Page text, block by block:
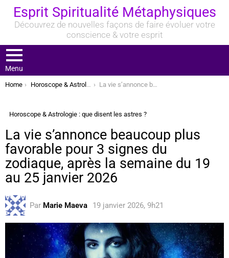
Esprit Spiritualité Métaphysiques
Découvrez de nouvelles façons de faire évoluer votre
conscience & votre esprit
Menu
You are here:
Home Horoscope & Astrologie : que disent les astres ? La vie s’annonce beaucoup plus favorable pour 3 signes du zodiaque, après la semaine du 19 au 25 janvier 2026
Horoscope & Astrologie : que disent les astres ?
La vie s’annonce beaucoup plus
favorable pour 3 signes du
zodiaque, après la semaine du 19
au 25 janvier 2026
Par Marie Maeva 19 janvier 2026, 9h21